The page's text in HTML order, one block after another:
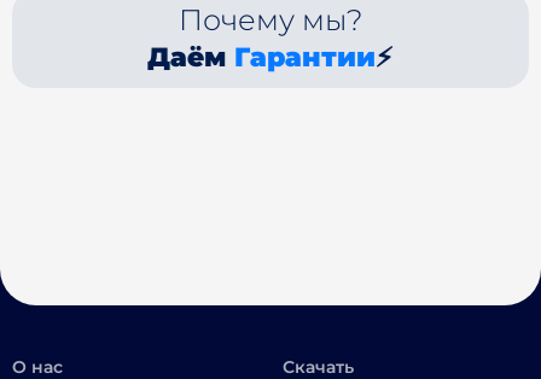
Почему мы?
Даём Гарантии⚡
О нас Скачать